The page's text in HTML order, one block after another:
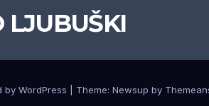
LJUBUŠKI
by WordPress Theme: Newsup by